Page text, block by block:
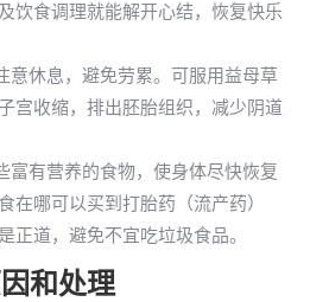
饮食调理就能解开心结，恢复快乐
意休息，避免劳累。可服用益母草
宫收缩，排出胚胎组织，减少阴道
富有营养的食物，使身体尽快恢复
在哪可以买到打胎药（流产药）
正道，避免不宜吃垃圾食品。
和处理